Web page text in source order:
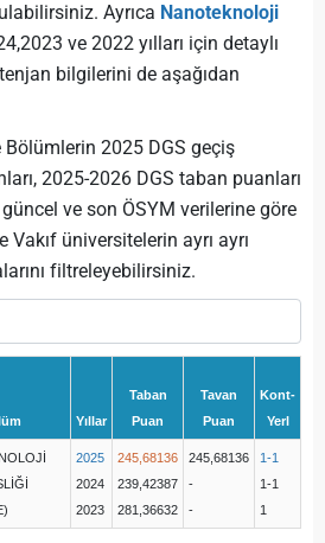
Ayrıca Nanoteknoloji
ve 2022 yılları için detaylı
bilgilerini de aşağıdan
2025 DGS geçiş
2025-2026 DGS taban puanları
güncel ve son ÖSYM verilerine göre
üniversitelerin ayrı ayrı
filtreleyebilirsiniz.
Yıllar
Taban
Puan
Tavan
Puan
Kont-
Yerl
2025
2024
2023
245,68136
239,42387
281,36632
245,68136
-
-
1-1
1-1
1